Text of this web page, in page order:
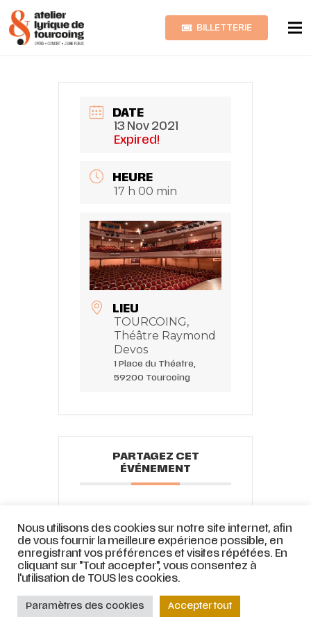
BILLETTERIE
Rinaldo
DATE
13 Nov 2021
Expired!
HEURE
17 h 00 min
LIEU
TOURCOING,
Théâtre Raymond
Devos
1 Place du Théatre,
59200 Tourcoing
PARTAGEZ CET
ÉVÉNEMENT
© ATELIER LYRIQUE DE TOURCOING | Mentions légales|Stratégie web
accompagnement parCOJT – Cabinet conseil web –
Nous utilisons des cookies sur notre site internet, afin
de vous fournir la meilleure expérience possible, en
enregistrant vos préférences et visites répétées. En
cliquant sur "Tout accepter", vous consentez à
l'utilisation de TOUS les cookies.
Paramètres des cookies Accepter tout